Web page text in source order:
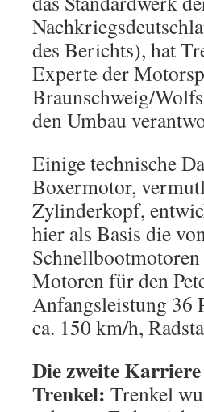
des Berichts), hat
Experte der
Braunschweig/
den Umbau
Einige technische
Boxermotor,
Zylinderkopf,
hier als Basis die
Motoren für den
Anfangsleistung 36
ca. 150 km/h,
Die zweite
Trenkel: Trenkel